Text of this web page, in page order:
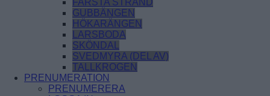
FARSTA STRAND
GUBBÄNGEN
HÖKARÄNGEN
LARSBODA
SKÖNDAL
SVEDMYRA (DEL AV)
TALLKROGEN
PRENUMERATION
PRENUMERERA